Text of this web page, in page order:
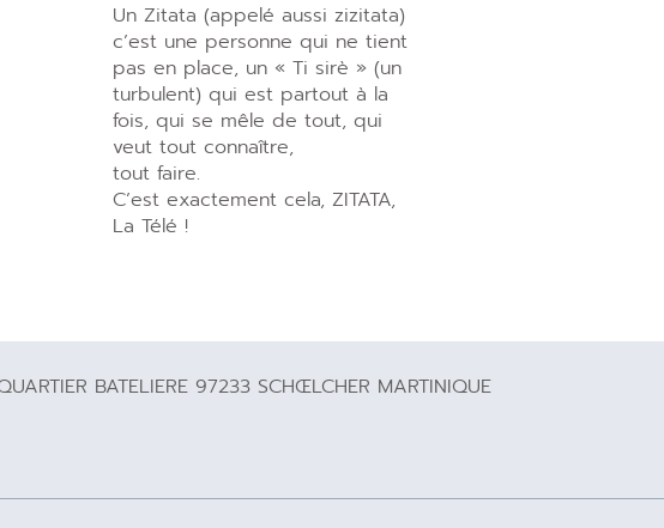
Un Zitata (appelé aussi zizitata)
c’est une personne qui ne tient
pas en place, un « Ti sirè » (un
turbulent) qui est partout à la
fois, qui se mêle de tout, qui
veut tout connaître,
tout faire.
C’est exactement cela, ZITATA,
La Télé !
BATELIERE 97233 SCHŒLCHER MARTINIQUE